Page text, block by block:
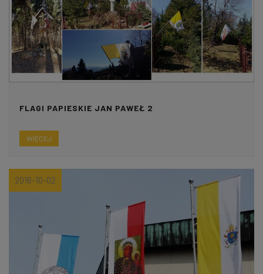
FLAGI PAPIESKIE JAN PAWEŁ 2
WIĘCEJ
2016-10-02